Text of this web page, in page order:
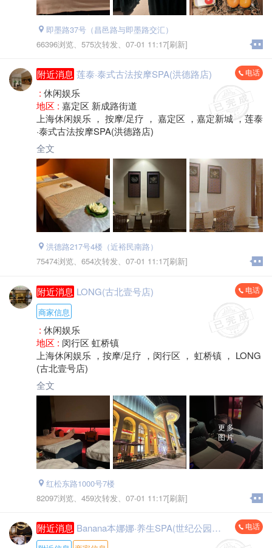
即墨路37号（昌邑路与即墨路交汇）
66396浏览、 575次转发、 07-01 11:17[刷新]
附近消息 莲泰·泰式古法按摩SPA(洪德路店) 电话
: 休闲娱乐
地区 : 嘉定区 新成路街道
上海休闲娱乐 ， 按摩/足疗 ， 嘉定区 ，嘉定新城 ，莲泰
·泰式古法按摩SPA(洪德路店)
全文
洪德路217号4楼（近裕民南路）
75474浏览、 654次转发、 07-01 11:17[刷新]
附近消息 LONG(古北壹号店) 电话
商家信息
: 休闲娱乐
地区 : 闵行区 虹桥镇
上海休闲娱乐 ，按摩/足疗 ，闵行区 ， 虹桥镇 ， LONG
(古北壹号店)
全文
更多
图片
红松东路1000号7楼
82097浏览、 459次转发、 07-01 11:17[刷新]
附近消息 Banana本娜娜·养生SPA(世纪公园店) 电话